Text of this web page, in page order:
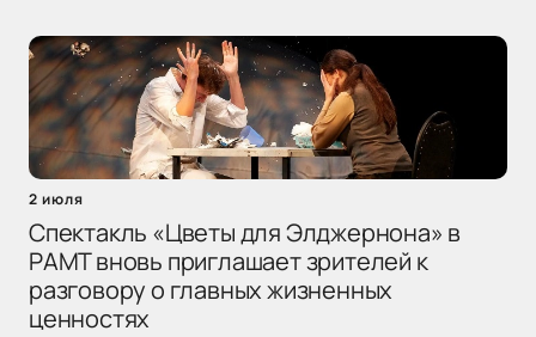
2 июля
Спектакль «Цветы для Элджернона» в
РАМТ вновь приглашает зрителей к
разговору о главных жизненных
ценностях